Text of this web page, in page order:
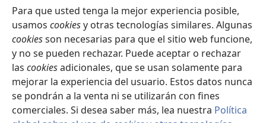
Para que usted tenga la mejor experiencia posible,
usamos cookiesy otras tecnologías similares. Algunas
cookiesson necesarias para que el sitio web funcione,
y no se pueden rechazar. Puede aceptar o rechazar
las cookiesadicionales, que se usan solamente para
mejorar la experiencia del usuario. Estos datos nunca
se pondrán a la venta ni se utilizarán con fines
comerciales. Si desea saber más, lea nuestra Política
una
nueva
ventana)
INTERNETPI QELQANCHISKUNA Watchtower™
(abre
una
nueva
ventana)
JW Hub
(abre
una
nueva
ventana)
JW Library ®